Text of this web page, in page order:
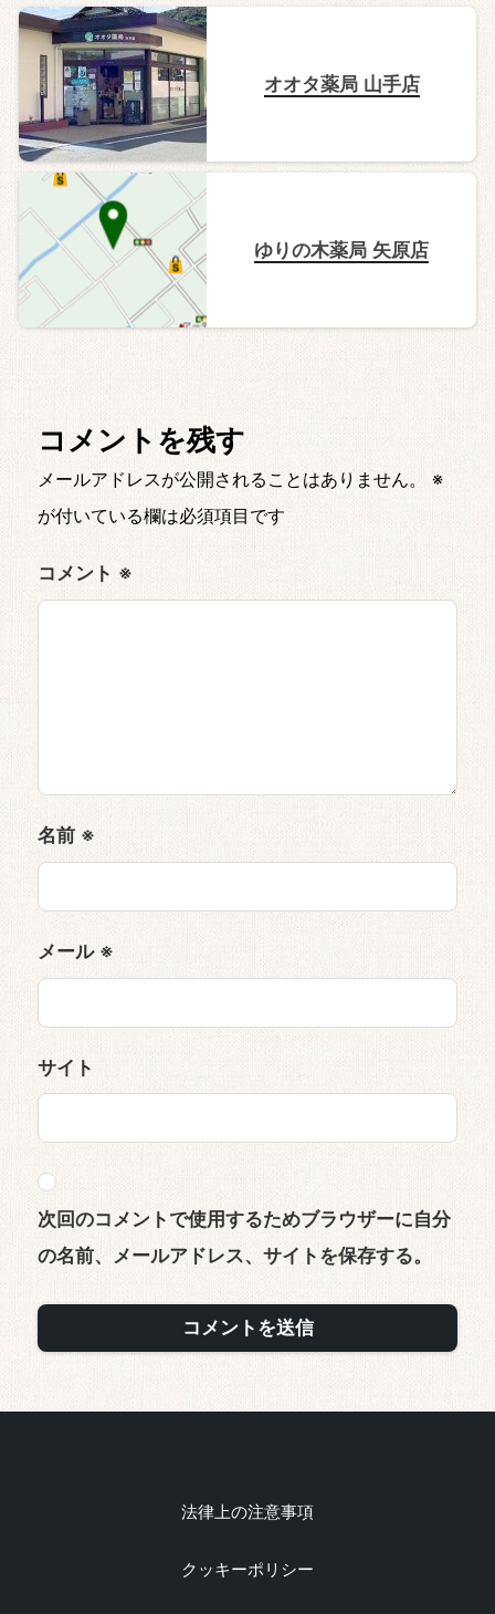
オオタ薬局 山手店
ゆりの木薬局 矢原店
コメントを残す
メールアドレスが公開されることはありません。
※
が付いている欄は必須項目です
コメント ※
名前 ※
メール ※
サイト
次回のコメントで使用するためブラウザーに自分
の名前、メールアドレス、サイトを保存する。
法律上の注意事項
クッキーポリシー